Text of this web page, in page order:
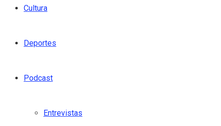
Cultura
Deportes
Podcast
Entrevistas